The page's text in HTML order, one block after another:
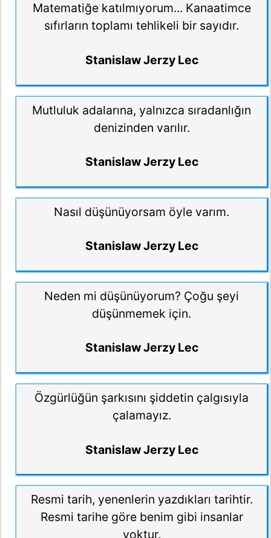
Matematiğe katılmıyorum... Kanaatimce
sıfırların toplamı tehlikeli bir sayıdır.
Stanislaw Jerzy Lec
Mutluluk adalarına, yalnızca sıradanlığın
denizinden varılır.
Stanislaw Jerzy Lec
Nasıl düşünüyorsam öyle varım.
Stanislaw Jerzy Lec
Neden mi düşünüyorum? Çoğu şeyi
düşünmemek için.
Stanislaw Jerzy Lec
Özgürlüğün şarkısını şiddetin çalgısıyla
çalamayız.
Stanislaw Jerzy Lec
Resmi tarih, yenenlerin yazdıkları tarihtir.
Resmi tarihe göre benim gibi insanlar
yoktur.